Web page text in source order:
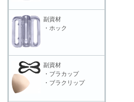
副資材
・ホック
副資材
・ブラカップ
・ブラクリップ